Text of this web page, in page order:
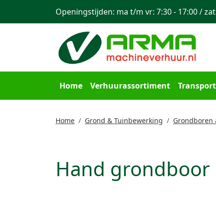
Home Verhuurassortiment Transport
Openingstijden: ma t/m vr: 7:30 - 17:00 /
Home Grond & Tuinbewerking Grondboren
Hand